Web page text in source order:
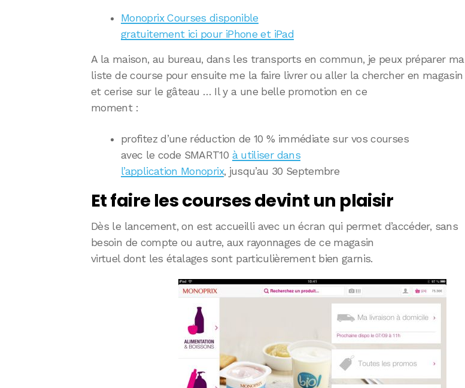
Monoprix Courses disponible
gratuitement ici pour iPhone et iPad
A la maison, au bureau, dans les transports en commun, je peux préparer ma
liste de course pour ensuite me la faire livrer ou aller la chercher en magasin
et cerise sur le gâteau … Il y a une belle promotion en ce
moment :
profitez d’une réduction de 10 % immédiate sur vos courses
avec le code SMART10 à utiliser dans
l’application Monoprix, jusqu’au 30 Septembre
Et faire les courses devint un plaisir
Dès le lancement, on est accueilli avec un écran qui permet d’accéder, sans
besoin de compte ou autre, aux rayonnages de ce magasin
virtuel dont les étalages sont particulièrement bien garnis.